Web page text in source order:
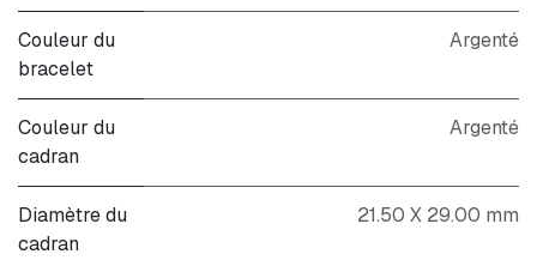
Couleur du
bracelet
Argenté
Couleur du
cadran
Argenté
Diamètre du
cadran
21.50 X 29.00 mm